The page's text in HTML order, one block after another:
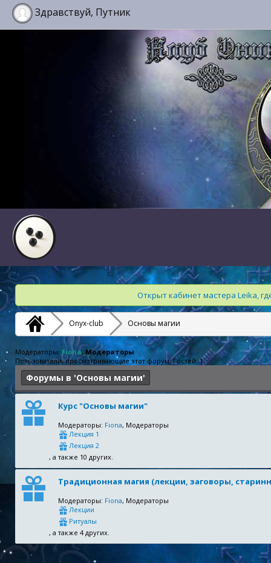
Здравствуй, Путник
Открыт кабинет мастера Leika,
Onyx-club Основы магии
Модераторы: Fiona, Модераторы
Пользователи, просматривающие этот форум: Гостей: 1
Форумы в 'Основы магии'
Курс "Основы магии"
Модераторы: Fiona, Модераторы
Лекция 1
Лекция 2
, а также 10 других.
Традиционная магия (лекции, заговоры,
Модераторы: Fiona, Модераторы
Лекции
Ритуалы
, а также 4 других.